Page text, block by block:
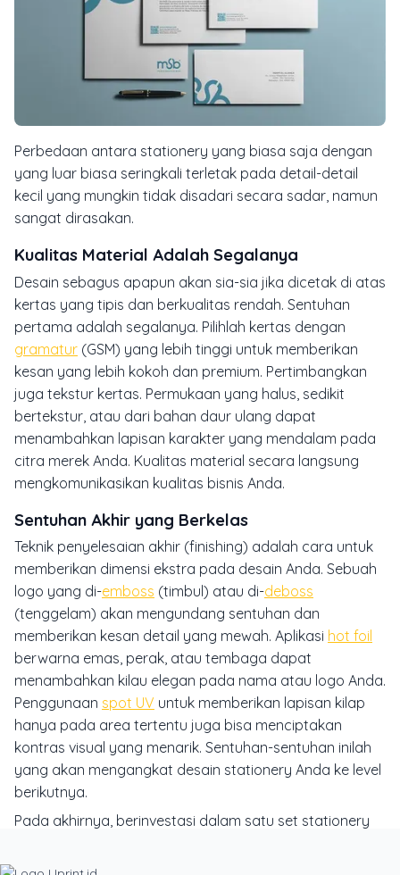
Perbedaan antara stationery yang biasa saja dengan
yang luar biasa seringkali terletak pada detail-detail
kecil yang mungkin tidak disadari secara sadar, namun
sangat dirasakan.
Kualitas Material Adalah Segalanya
Desain sebagus apapun akan sia-sia jika dicetak di atas
kertas yang tipis dan berkualitas rendah. Sentuhan
pertama adalah segalanya. Pilihlah kertas dengan
gramatur (GSM) yang lebih tinggi untuk memberikan
kesan yang lebih kokoh dan premium. Pertimbangkan
juga tekstur kertas. Permukaan yang halus, sedikit
bertekstur, atau dari bahan daur ulang dapat
menambahkan lapisan karakter yang mendalam pada
citra merek Anda. Kualitas material secara langsung
mengkomunikasikan kualitas bisnis Anda.
Sentuhan Akhir yang Berkelas
Teknik penyelesaian akhir (finishing) adalah cara untuk
memberikan dimensi ekstra pada desain Anda. Sebuah
logo yang di-emboss (timbul) atau di-deboss
(tenggelam) akan mengundang sentuhan dan
memberikan kesan detail yang mewah. Aplikasi hot foil
berwarna emas, perak, atau tembaga dapat
menambahkan kilau elegan pada nama atau logo Anda.
Penggunaan spot UV untuk memberikan lapisan kilap
hanya pada area tertentu juga bisa menciptakan
kontras visual yang menarik. Sentuhan-sentuhan inilah
yang akan mengangkat desain stationery Anda ke level
berikutnya.
Pada akhirnya, berinvestasi dalam satu set stationery
Anda menunjukkan kepada dunia bahwa Anda peduli